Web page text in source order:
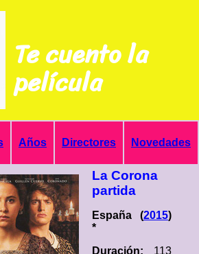
Te cuento la
película
Años Directores Novedades
La Corona
partida
España (2015)
*
Duración: 113